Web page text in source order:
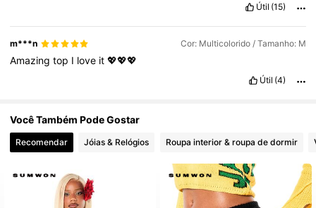
Útil (15)
m***n Cor: Multicolorido / Tamanho: M
Amazingtop I love it💖💖💖
Útil (4)
Você Também Pode Gostar
Recomendar Jóias & Relógios Roupa interior & roupa de dormir